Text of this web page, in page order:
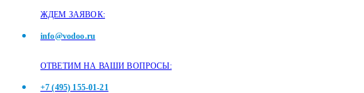
ЖДЕМ ЗАЯВОК:
info@vodoo.ru
ОТВЕТИМ НА ВАШИ ВОПРОСЫ:
+7 (495) 155-01-21